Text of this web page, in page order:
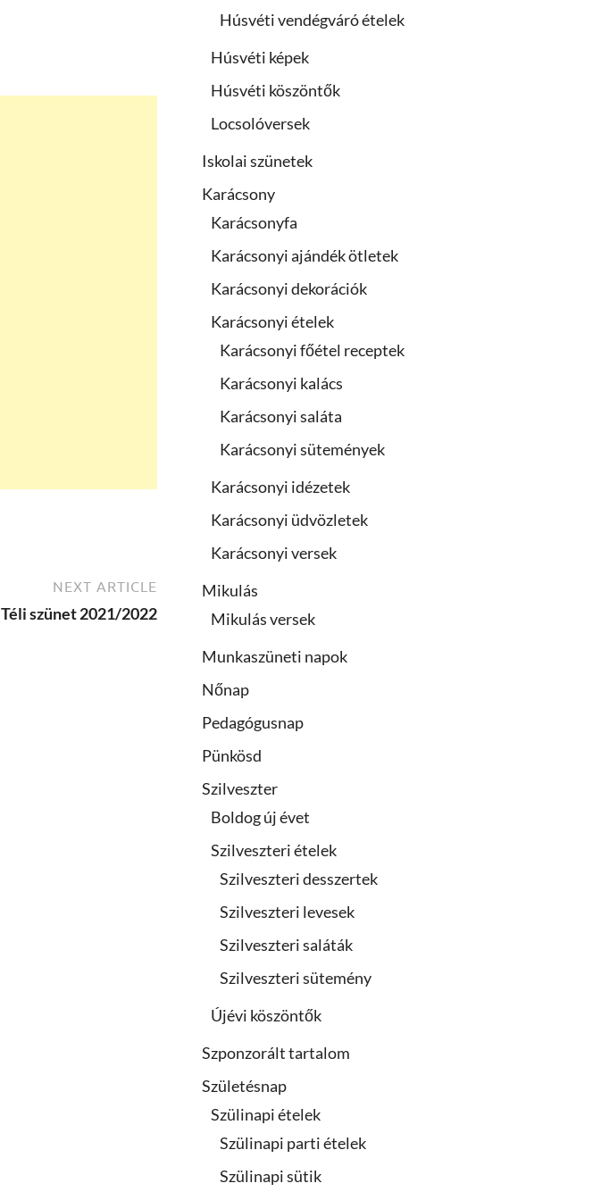
NEXT ARTICLE
Téli szünet 2021/2022
Húsvéti vendégváró ételek
Húsvéti képek
Húsvéti köszöntők
Locsolóversek
Iskolai szünetek
Karácsony
Karácsonyfa
Karácsonyi ajándék ötletek
Karácsonyi dekorációk
Karácsonyi ételek
Karácsonyi főétel receptek
Karácsonyi kalács
Karácsonyi saláta
Karácsonyi sütemények
Karácsonyi idézetek
Karácsonyi üdvözletek
Karácsonyi versek
Mikulás
Mikulás versek
Munkaszüneti napok
Nőnap
Pedagógusnap
Pünkösd
Szilveszter
Boldog új évet
Szilveszteri ételek
Szilveszteri desszertek
Szilveszteri levesek
Szilveszteri saláták
Szilveszteri sütemény
Újévi köszöntők
Szponzorált tartalom
Születésnap
Szülinapi ételek
Szülinapi parti ételek
Szülinapi sütik